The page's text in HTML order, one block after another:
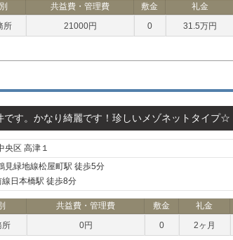
共益費・管理費 敷金 礼金
所 21000円 0 31.5万円
です。かなり綺麗です！珍しいメゾネットタイプ☆
央区 高津１
見緑地線松屋町駅 徒歩5分
日本橋駅 徒歩8分
共益費・管理費 敷金 礼金
所 0円 0 2ヶ月